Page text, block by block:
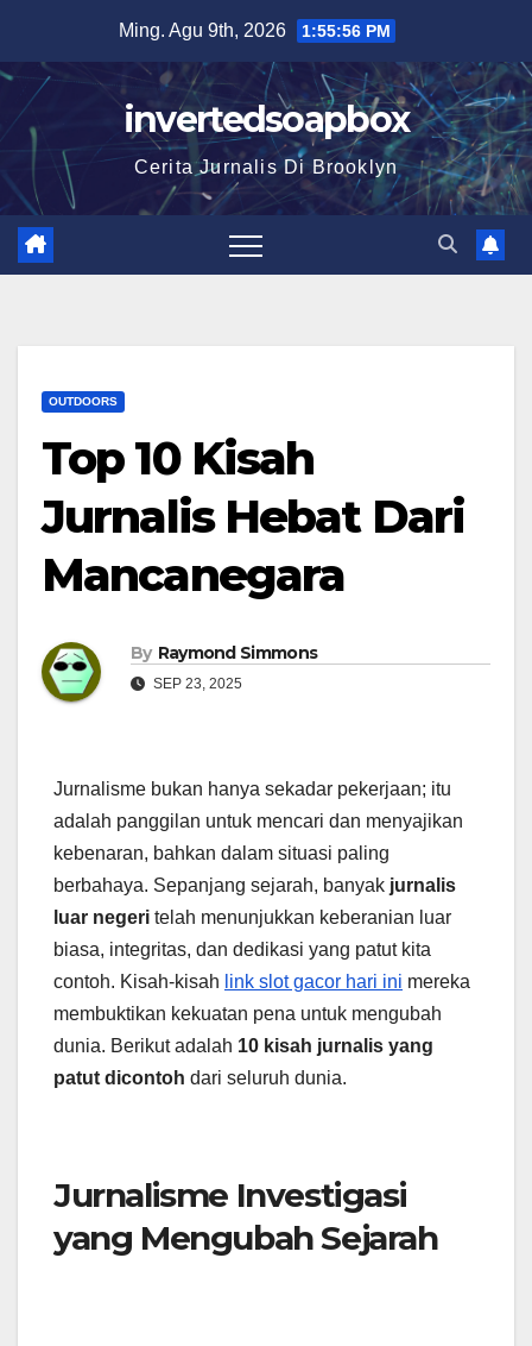
content
Ming. Agu 9th, 2026 1:55:56 PM
invertedsoapbox
Cerita Jurnalis Di Brooklyn
OUTDOORS
Top 10 Kisah
Jurnalis Hebat Dari
Mancanegara
By Raymond Simmons
SEP 23, 2025
Jurnalisme bukan hanya sekadar pekerjaan; itu
adalah panggilan untuk mencari dan menyajikan
kebenaran, bahkan dalam situasi paling
berbahaya. Sepanjang sejarah, banyak jurnalis
luar negeri telah menunjukkan keberanian luar
biasa, integritas, dan dedikasi yang patut kita
contoh. Kisah-kisah link slot gacor hari ini mereka
membuktikan kekuatan pena untuk mengubah
dunia. Berikut adalah 10 kisah jurnalis yang
patut dicontoh dari seluruh dunia.
Jurnalisme Investigasi
yang Mengubah Sejarah